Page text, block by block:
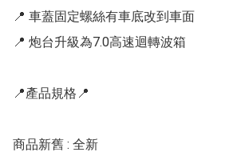
📍 車蓋固定螺絲有車底改到車面
📍 炮台升級為7.0高速迴轉波箱
📍產品規格📍
商品新舊 : 全新